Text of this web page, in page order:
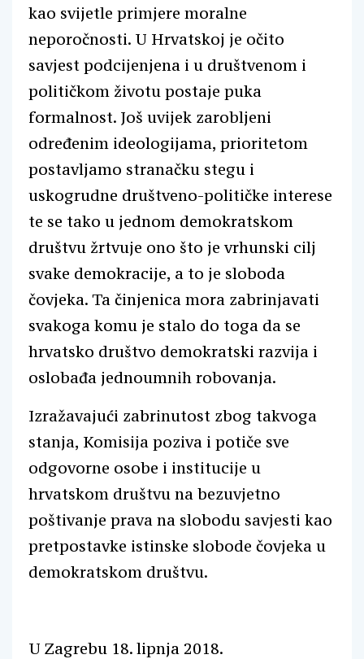
kao svijetle primjere moralne
neporočnosti. U Hrvatskoj je očito
savjest podcijenjena i u društvenom i
političkom životu postaje puka
formalnost. Još uvijek zarobljeni
određenim ideologijama, prioritetom
postavljamo stranačku stegu i
uskogrudne društveno-političke interese
te se tako u jednom demokratskom
društvu žrtvuje ono što je vrhunski cilj
svake demokracije, a to je sloboda
čovjeka. Ta činjenica mora zabrinjavati
svakoga komu je stalo do toga da se
hrvatsko društvo demokratski razvija i
oslobađa jednoumnih robovanja.
Izražavajući zabrinutost zbog takvoga
stanja, Komisija poziva i potiče sve
odgovorne osobe i institucije u
hrvatskom društvu na bezuvjetno
poštivanje prava na slobodu savjesti kao
pretpostavke istinske slobode čovjeka u
demokratskom društvu.
U Zagrebu 18. lipnja 2018.